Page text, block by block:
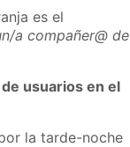
es el
a compañer@ de
usuarios en el
la tarde-noche